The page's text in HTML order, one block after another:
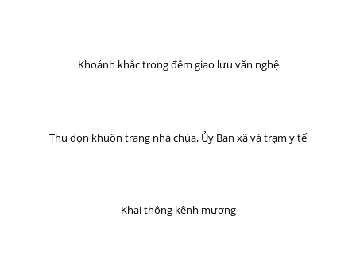
Khoảnh khắc trong đêm giao lưu văn nghệ
Thu dọn khuôn trang nhà chùa, Ủy Ban xã và trạm y tế
Khai thông kênh mương